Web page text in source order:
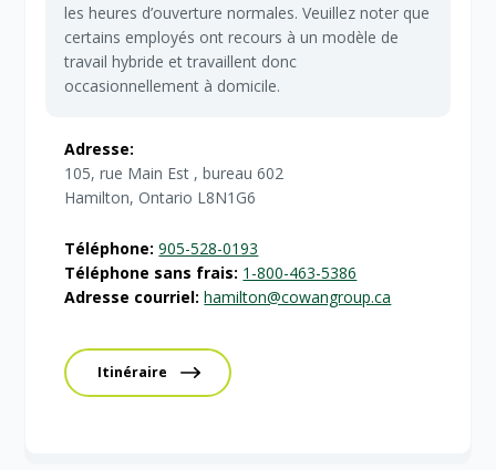
les heures d’ouverture normales. Veuillez noter que
certains employés ont recours à un modèle de
travail hybride et travaillent donc
occasionnellement à domicile.
Adresse:
105, rue Main Est , bureau 602
Hamilton, Ontario L8N1G6
Téléphone: 905-528-0193
Téléphone sans frais: 1-800-463-5386
Adresse courriel: hamilton@cowangroup.ca
Itinéraire